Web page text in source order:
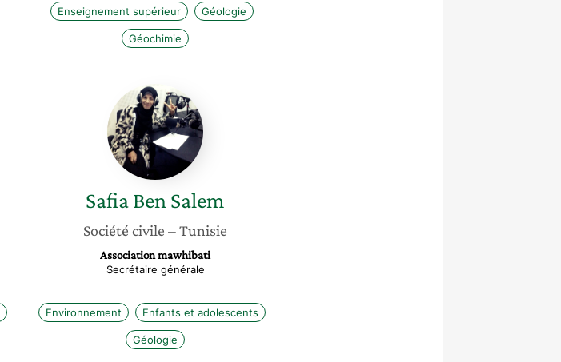
Enseignement supérieur Géologie
Géochimie
Safia
Ben
Salem
SafiaBen Salem
Société civile – Tunisie
Association mawhibati
Secrétaire générale
Environnement Enfants et adolescents
Géologie